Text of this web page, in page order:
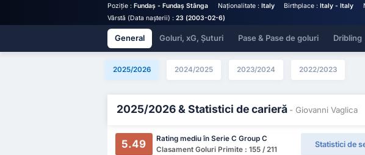
Poziție : Fundaș - Fundaș Stânga Naționalitate : Italy Birthplace :Italy - Italy
Vârstă (Data nașterii) : 23 (2003-02-6)
General Goluri, xG, Șuturi Pase & Pase de goluri Dribling
2025/2026 2024/2025 2023/2024 2022/2023
2025/2026 & Statistici de carieră - Giovanni Vaglica
5.49
Rating mediu în Serie C Group C
Clasament Goluri Primite : 155 / 211
Statistici de